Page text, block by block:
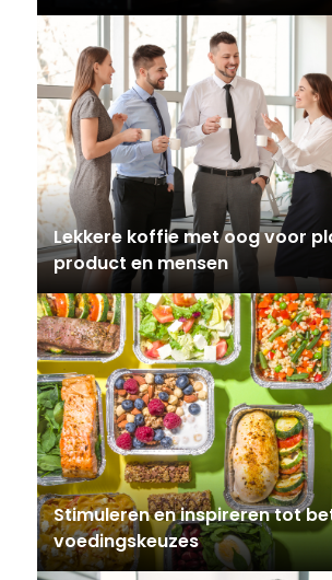
Lekkere koffie met oog voor
product en mensen
Stimuleren en inspireren tot
voedingskeuzes